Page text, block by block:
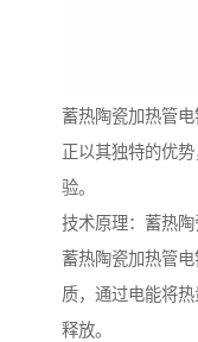
蓄热陶瓷加热管电
正以其独特的优
验。
技术原理：蓄热
蓄热陶瓷加热管
质，通过电能将
释放。